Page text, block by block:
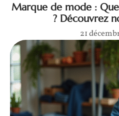
Marque de mode :
? Découvrez
21